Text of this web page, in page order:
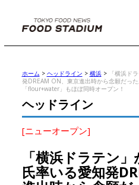
ホーム > ヘッドライン > 横浜>
「横浜ド
発DREAM ON、東京進出時から念願だっ
「flour+water」もほぼ同時オープン！
ヘッドライン
[ニューオープン]
「横浜ドラテン
氏率いる愛知発